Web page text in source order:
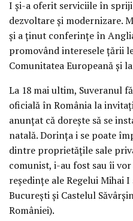
I şi-a oferit serviciile în
dezvoltare şi modernizare.
şi a ţinut conferinţe în
promovând interesele ţării
Comunitatea Europeană şi
La 18 mai ultim, Suveranul
oficială în România la
anunţat că doreşte să se
natală. Dorinţa i se poate
dintre proprietăţile sale
comunist, i-au fost sau îi
reşedinţe ale Regelui Mihai
Bucureşti şi Castelul
României).